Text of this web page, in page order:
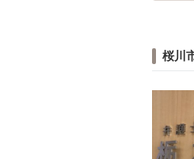
桜川